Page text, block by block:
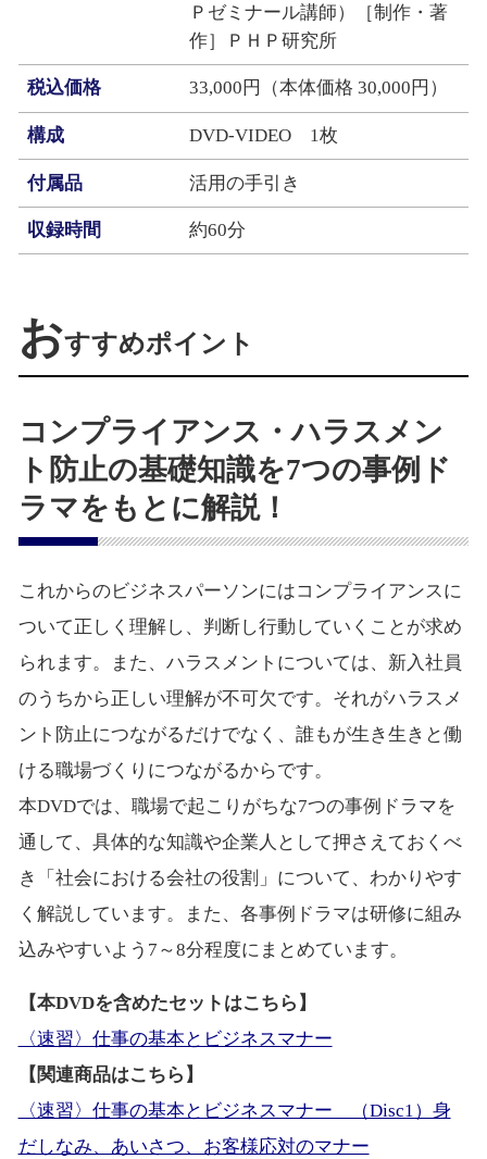
Ｐゼミナール講師）［制作・著
作］ＰＨＰ研究所
税込価格 33,000円（本体価格 30,000円）
構成 DVD-VIDEO 1枚
付属品 活用の手引き
収録時間 約60分
おすすめポイント
コンプライアンス・ハラスメン
ト防止の基礎知識を7つの事例ド
ラマをもとに解説！
これからのビジネスパーソンにはコンプライアンスに
ついて正しく理解し、判断し行動していくことが求め
られます。また、ハラスメントについては、新入社員
のうちから正しい理解が不可欠です。それがハラスメ
ント防止につながるだけでなく、誰もが生き生きと働
ける職場づくりにつながるからです。
本DVDでは、職場で起こりがちな7つの事例ドラマを
通して、具体的な知識や企業人として押さえておくべ
き「社会における会社の役割」について、わかりやす
く解説しています。また、各事例ドラマは研修に組み
込みやすいよう7～8分程度にまとめています。
【本DVDを含めたセットはこちら】
〈速習〉仕事の基本とビジネスマナー
【関連商品はこちら】
〈速習〉仕事の基本とビジネスマナー （Disc1）身
だしなみ、あいさつ、お客様応対のマナー